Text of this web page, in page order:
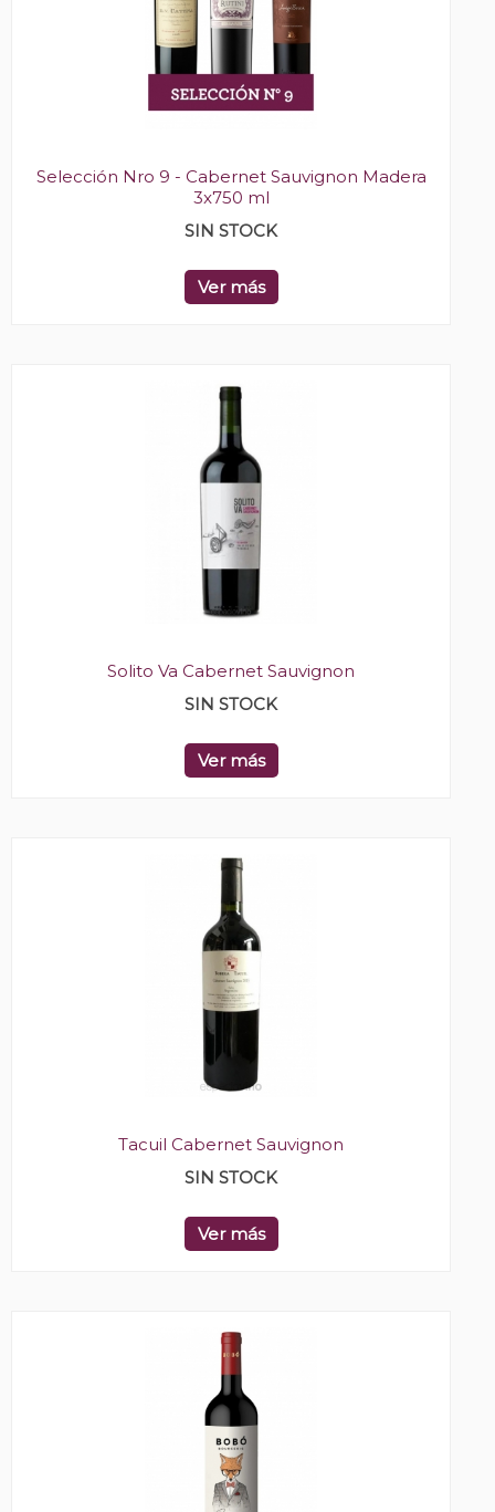
Selección Nro 9 - Cabernet Sauvignon Madera
3x750 ml
SIN STOCK
Ver más
Solito Va Cabernet Sauvignon
SIN STOCK
Ver más
Tacuil Cabernet Sauvignon
SIN STOCK
Ver más